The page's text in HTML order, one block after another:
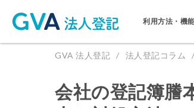
利用方法・機
GVA 法人登記 法人登記コラム
会社の登記簿謄